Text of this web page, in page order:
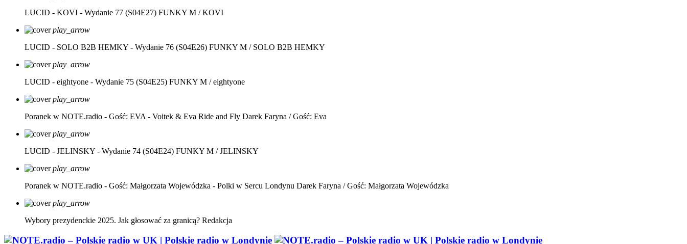
LUCID - KOVI - Wydanie 77 (S04E27) FUNKY M / KOVI
play_arrow
LUCID - SOLO B2B HEMKY - Wydanie 76 (S04E26) FUNKY M / SOLO B2B HEMKY
play_arrow
LUCID - eightyone - Wydanie 75 (S04E25) FUNKY M / eightyone
play_arrow
Poranek w NOTE.radio - Gość: EVA - Voitek & Eva Ride and Fly Darek Faryna / Gość: Eva
play_arrow
LUCID - JELINSKY - Wydanie 74 (S04E24) FUNKY M / JELINSKY
play_arrow
Poranek w NOTE.radio - Gość: Małgorzata Wojewódzka - Polki w Sercu Londynu Darek Faryna / Gość: Małgorzata Wojewódzka
play_arrow
Wybory prezydenckie 2025. Jak głosować za granicą? Redakcja